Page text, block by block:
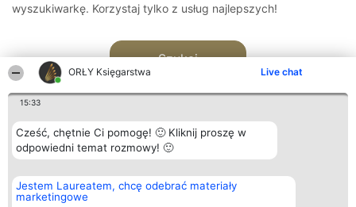
ORŁY Księgarstwa Live chat
15:33
Cześć, chętnie Ci pomogę! 🙂 Kliknij proszę w
odpowiedni temat rozmowy! 🙂
Jestem Laureatem, chcę odebrać materiały
marketingowe
wyszukiwarkę. Korzystaj tylko z usług najlepszych!
Szukaj
Organizator plebiscytu
Bright Side Solutions sp. z o.
o. sp. k.
Plebiscyt
Laureaci
Kontakt
Kontakt